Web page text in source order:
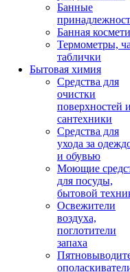
Банные
Банная
Термометры,
таблички
Бытовая химия
Средства для
очистки
поверхностей
сантехники
Средства для
ухода за
и обувью
Моющие
для посуды,
бытовой
Освежители
воздуха,
поглотители
запаха